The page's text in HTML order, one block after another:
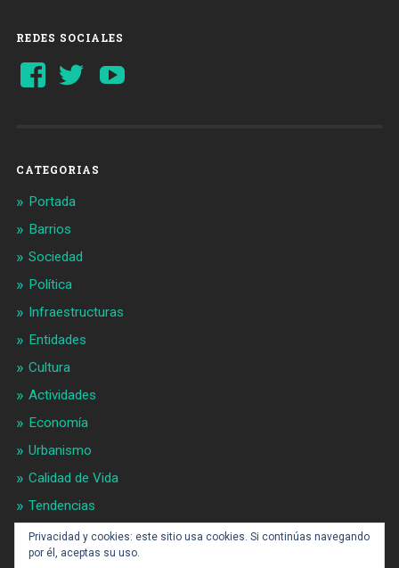
REDES SOCIALES
Ver
perfil
Ver
perfil
CATEGORIAS
Portada
Barrios
Sociedad
Política
Infraestructuras
Entidades
Cultura
Actividades
Economía
Urbanismo
Calidad de Vida
Tendencias
Gran BCN
Privacidad y cookies: este sitio usa cookies. Si continúas navegando
por él, aceptas su uso.